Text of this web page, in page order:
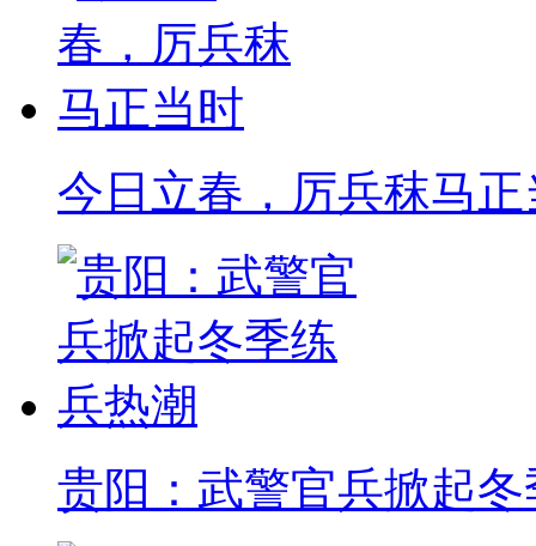
今日立春，厉兵秣马正
贵阳：武警官兵掀起